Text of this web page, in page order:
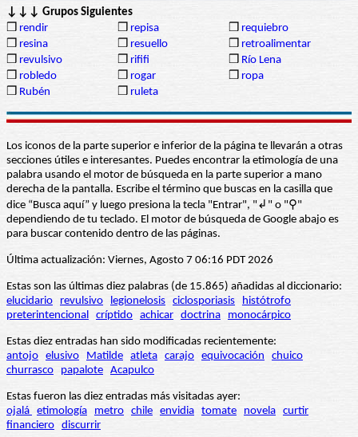
↓↓↓ Grupos Siguientes
❒ rendir ❒ repisa ❒ requiebro
❒ resina ❒ resuello ❒ retroalimentar
❒ revulsivo ❒ rififi ❒ Río Lena
❒ robledo ❒ rogar ❒ ropa
❒ Rubén ❒ ruleta
Los iconos de la parte superior e inferior de la página te llevarán a otras
secciones útiles e interesantes. Puedes encontrar la etimología de una
palabra usando el motor de búsqueda en la parte superior a mano
derecha de la pantalla. Escribe el término que buscas en la casilla que
dice “Busca aquí” y luego presiona la tecla "Entrar", "↲" o "⚲"
dependiendo de tu teclado. El motor de búsqueda de Google abajo es
para buscar contenido dentro de las páginas.
Última actualización: Viernes, Agosto 7 06:16 PDT 2026
Estas son las últimas diez palabras (de 15.865) añadidas al diccionario:
elucidario
revulsivo legionelosis ciclosporiasis
histótrofo
preterintencional críptido achicar doctrina monocárpico
Estas diez entradas han sido modificadas recientemente:
antojo elusivo Matilde atleta carajo equivocación
chuico
churrasco
papalote Acapulco
Estas fueron las diez entradas más visitadas ayer:
ojalá etimología metro chile envidia tomate novela curtir
financiero discurrir